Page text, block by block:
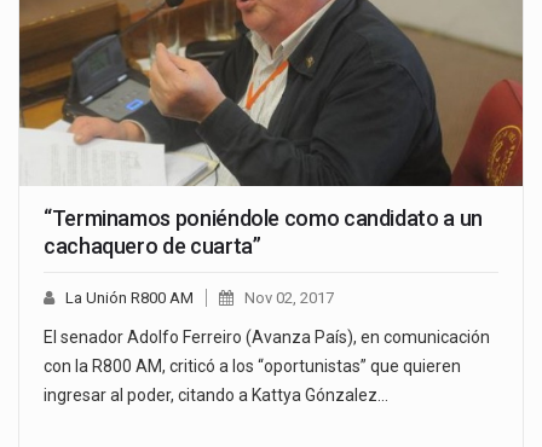
“Terminamos poniéndole como candidato a un
cachaquero de cuarta”
La Unión R800 AM Nov 02, 2017
El senador Adolfo Ferreiro (Avanza País), en comunicación
con la R800 AM, criticó a los “oportunistas” que quieren
ingresar al poder, citando a Kattya Gónzalez…